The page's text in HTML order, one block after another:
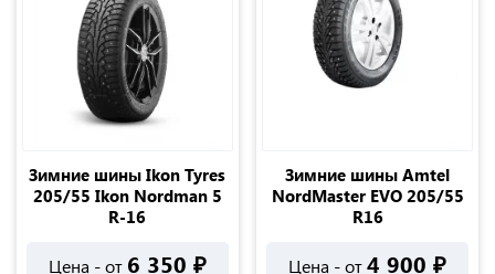
Зимние шины Ikon Tyres
205/55 Ikon Nordman 5
R-16
Цена - от 6 350 ₽
Зимние шины Amtel
NordMaster EVO 205/55
R16
Цена - от4 900 ₽